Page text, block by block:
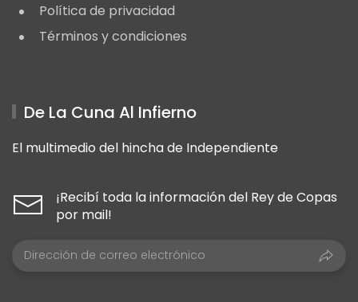
Política de privacidad
Términos y condiciones
De La Cuna Al Infierno
El multimedio del hincha de Independiente
¡Recibí toda la información del Rey de Copas
por mail!